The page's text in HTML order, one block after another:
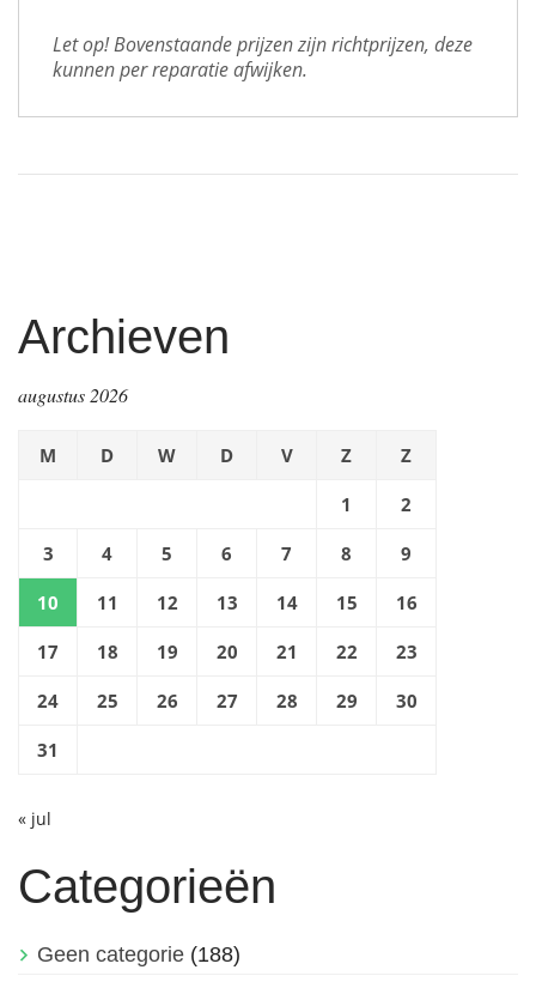
Let op! Bovenstaande prijzen zijn richtprijzen, deze
kunnen per reparatie afwijken.
Archieven
augustus 2026
M D W D V Z Z
1 2
3 4 5 6 7 8 9
10 11 12 13 14 15 16
17 18 19 20 21 22 23
24 25 26 27 28 29 30
31
« jul
Categorieën
Geen categorie (188)